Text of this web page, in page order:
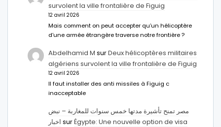
survolent la ville frontalière de Figuig
12 avril 2026
Mais comment on peut accepter qu’un hélicoptère
d’une armée étrangère traverse notre frontière ?
Abdelhamid M surDeux hélicoptères militaires
algériens survolent la ville frontalière de Figuig
12 avril 2026
Il faut installer des anti missiles à Figuig c
inacceptable
مصر تمنح تأشيرة مدتها خمس سنوات للمغاربة – نبض
اخبار surÉgypte: Une nouvelle option de visa